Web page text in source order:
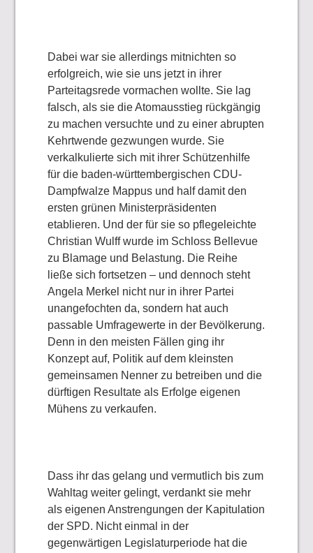
Dabei war sie allerdings mitnichten so
erfolgreich, wie sie uns jetzt in ihrer
Parteitagsrede vormachen wollte. Sie lag
falsch, als sie die Atomausstieg rückgängig
zu machen versuchte und zu einer abrupten
Kehrtwende gezwungen wurde. Sie
verkalkulierte sich mit ihrer Schützenhilfe
für die baden-württembergischen CDU-
Dampfwalze Mappus und half damit den
ersten grünen Ministerpräsidenten
etablieren. Und der für sie so pflegeleichte
Christian Wulff wurde im Schloss Bellevue
zu Blamage und Belastung. Die Reihe
ließe sich fortsetzen – und dennoch steht
Angela Merkel nicht nur in ihrer Partei
unangefochten da, sondern hat auch
passable Umfragewerte in der Bevölkerung.
Denn in den meisten Fällen ging ihr
Konzept auf, Politik auf dem kleinsten
gemeinsamen Nenner zu betreiben und die
dürftigen Resultate als Erfolge eigenen
Mühens zu verkaufen.
Dass ihr das gelang und vermutlich bis zum
Wahltag weiter gelingt, verdankt sie mehr
als eigenen Anstrengungen der Kapitulation
der SPD. Nicht einmal in der
gegenwärtigen Legislaturperiode hat die